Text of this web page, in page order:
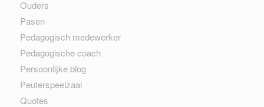
Ouders
Pasen
Pedagogisch medewerker
Pedagogische coach
Persoonlijke blog
Peuterspeelzaal
Quotes